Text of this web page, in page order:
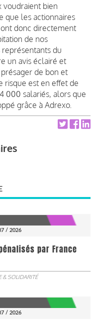
voudraient bien
que les actionnaires
donc directement
de nos
du
un avis éclairé et
de bon et
risque est en effet de
000 salariés, alors que
grâce à Adrexo.
/ 2026
par France
& SOLIDARITÉ
/ 2026